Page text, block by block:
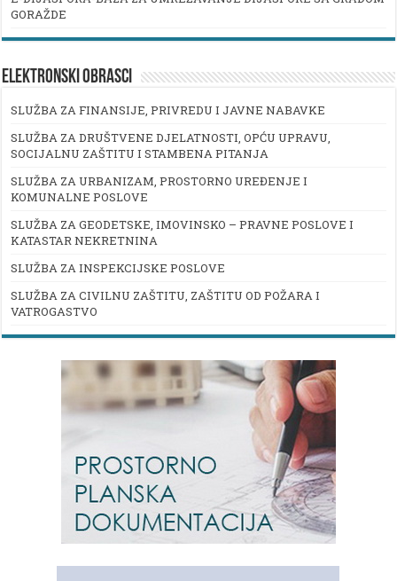
GORAŽDE
ELEKTRONSKI OBRASCI
SLUŽBA ZA FINANSIJE, PRIVREDU I JAVNE NABAVKE
SLUŽBA ZA DRUŠTVENE DJELATNOSTI, OPĆU UPRAVU,
SOCIJALNU ZAŠTITU I STAMBENA PITANJA
SLUŽBA ZA URBANIZAM, PROSTORNO UREĐENJE I
KOMUNALNE POSLOVE
SLUŽBA ZA GEODETSKE, IMOVINSKO – PRAVNE POSLOVE I
KATASTAR NEKRETNINA
SLUŽBA ZA INSPEKCIJSKE POSLOVE
SLUŽBA ZA CIVILNU ZAŠTITU, ZAŠTITU OD POŽARA I
VATROGASTVO